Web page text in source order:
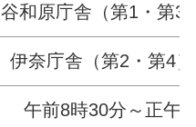
谷和原庁舎（第1・第3
伊奈庁舎（第2・第4）
午前8時30分～正午